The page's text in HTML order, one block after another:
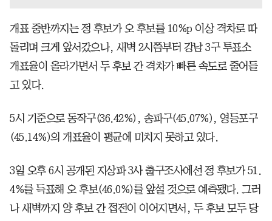
개표 중반까지는 정 후보가 오 후보를 10%p 이상 격차로 따
돌리며 크게 앞서갔으나, 새벽 2시쯤부터 강남 3구 투표소
개표율이 올라가면서 두 후보 간 격차가 빠른 속도로 줄어들
고 있다.
5시 기준으로 동작구(36.42%), 송파구(45.07%), 영등포구
(45.14%)의 개표율이 평균에 미치지 못하고 있다.
3일 오후 6시 공개된 지상파 3사 출구조사에선 정 후보가 51.
4%를 득표해 오 후보(46.0%)를 앞설 것으로 예측됐다. 그러
나 새벽까지 양 후보 간 접전이 이어지면서, 두 후보 모두 당